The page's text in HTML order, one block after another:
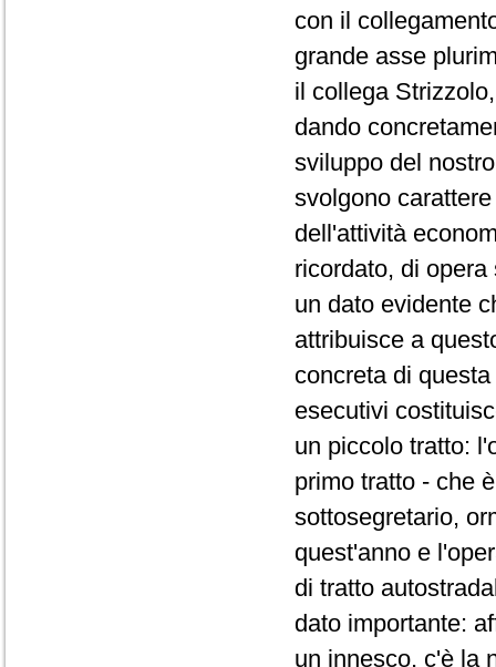
con il
grande asse
il collega
dando
sviluppo del
svolgono
dell'attività
ricordato, di
un dato evidente
attribuisce a
concreta di
esecutivi
un piccolo tratto:
primo tratto - che
sottosegretario,
quest'anno e
di tratto
dato importante:
un innesco, c'è la